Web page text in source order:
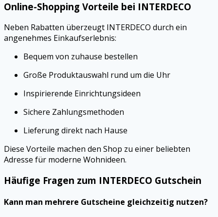
Online-Shopping Vorteile bei INTERDECO
Neben Rabatten überzeugt INTERDECO durch ein
angenehmes Einkaufserlebnis:
Bequem von zuhause bestellen
Große Produktauswahl rund um die Uhr
Inspirierende Einrichtungsideen
Sichere Zahlungsmethoden
Lieferung direkt nach Hause
Diese Vorteile machen den Shop zu einer beliebten
Adresse für moderne Wohnideen.
Häufige Fragen zum INTERDECO Gutschein
Kann man mehrere Gutscheine gleichzeitig nutzen?